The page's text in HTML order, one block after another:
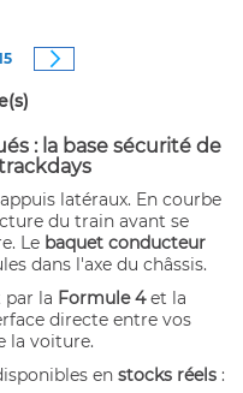
sur la page
: la base sécurité de
latéraux. En courbe
du train avant se
Le baquet conducteur
dans l'axe du châssis.
par la Formule 4et la
directe entre vos
la voiture.
en stocks réels :